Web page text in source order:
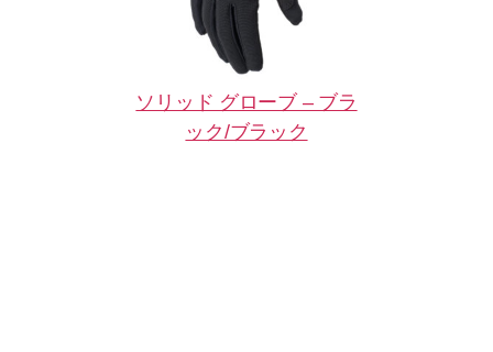
ソリッド グローブ – ブラ
ック/ブラック